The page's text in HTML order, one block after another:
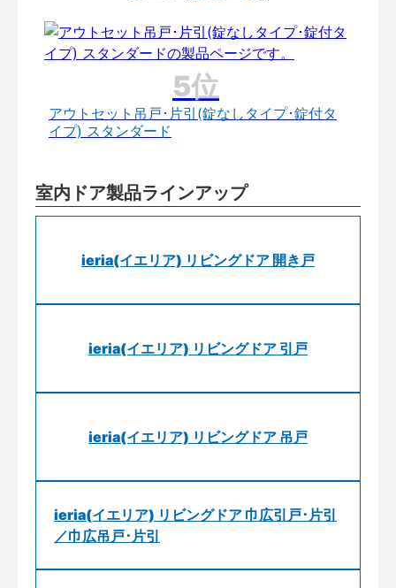
アウトセット吊戸･片引(錠なしタイプ･錠付タ
イプ) スタンダード
室内ドア製品ラインアップ
ieria(イエリア) リビングドア 開き戸
ieria(イエリア) リビングドア 引戸
ieria(イエリア) リビングドア 吊戸
ieria(イエリア) リビングドア 巾広引戸･片引
／巾広吊戸･片引